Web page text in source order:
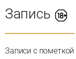
Запись
Записи с пометкой